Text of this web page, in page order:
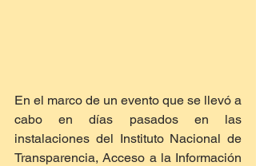
En el marco de un evento que se llevó a
cabo en días pasados en las
instalaciones del Instituto Nacional de
Transparencia, Acceso a la Información